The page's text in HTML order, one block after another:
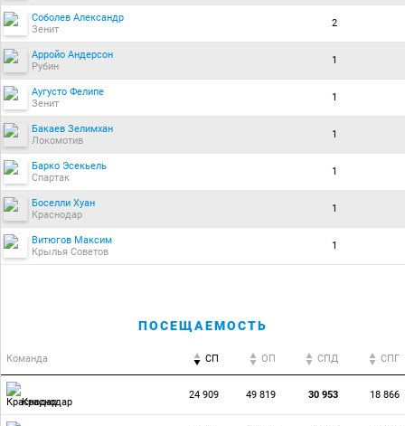
Соболев Александр
Зенит
2
Арройо Андерсон
Рубин
1
Аугусто Фелипе
Зенит
1
Бакаев Зелимхан
Локомотив
1
Барко Эсекьель
Спартак
1
Боселли Хуан
Краснодар
1
Витюгов Максим
Крылья Советов
1
ПОСЕЩАЕМОСТЬ
Команда СП ОП CПД CПГ
Краснодар
24 909 49 819 30 953 18 866